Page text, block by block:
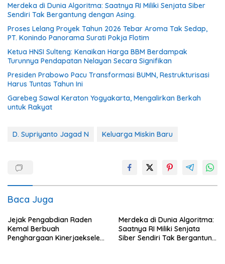
Merdeka di Dunia Algoritma: Saatnya RI Miliki Senjata Siber
Sendiri Tak Bergantung dengan Asing.
Proses Lelang Proyek Tahun 2026 Tebar Aroma Tak Sedap,
PT. Konindo Panorama Surati Pokja Flotim
Ketua HNSI Sulteng: Kenaikan Harga BBM Berdampak
Turunnya Pendapatan Nelayan Secara Signifikan
Presiden Prabowo Pacu Transformasi BUMN, Restrukturisasi
Harus Tuntas Tahun Ini
Garebeg Sawal Keraton Yogyakarta, Mengalirkan Berkah
untuk Rakyat
D. Supriyanto Jagad N Keluarga Miskin Baru
Baca Juga
Jejak Pengabdian Raden
Kemal Berbuah
Penghargaan Kinerjaekselen
Merdeka di Dunia Algoritma:
Saatnya RI Miliki Senjata
Siber Sendiri Tak Bergantung